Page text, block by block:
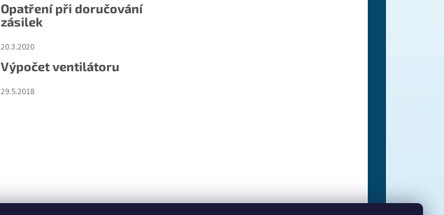
Opatření při doručování
zásilek
20.3.2020
Výpočet ventilátoru
29.5.2018